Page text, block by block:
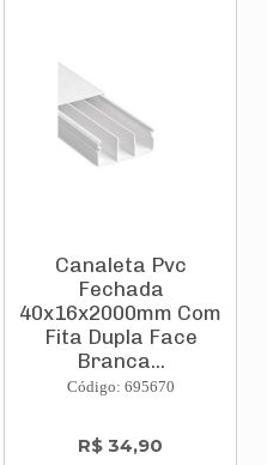
Canaleta Pvc
Fechada
40x16x2000mm Com
Fita Dupla Face
Branca...
Código: 695670
R$ 34,90